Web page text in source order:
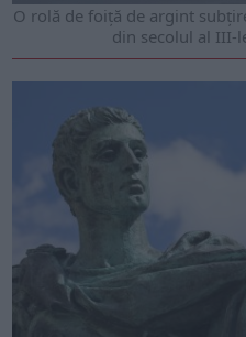
O rolă de foiță de argint
din secolul al III-